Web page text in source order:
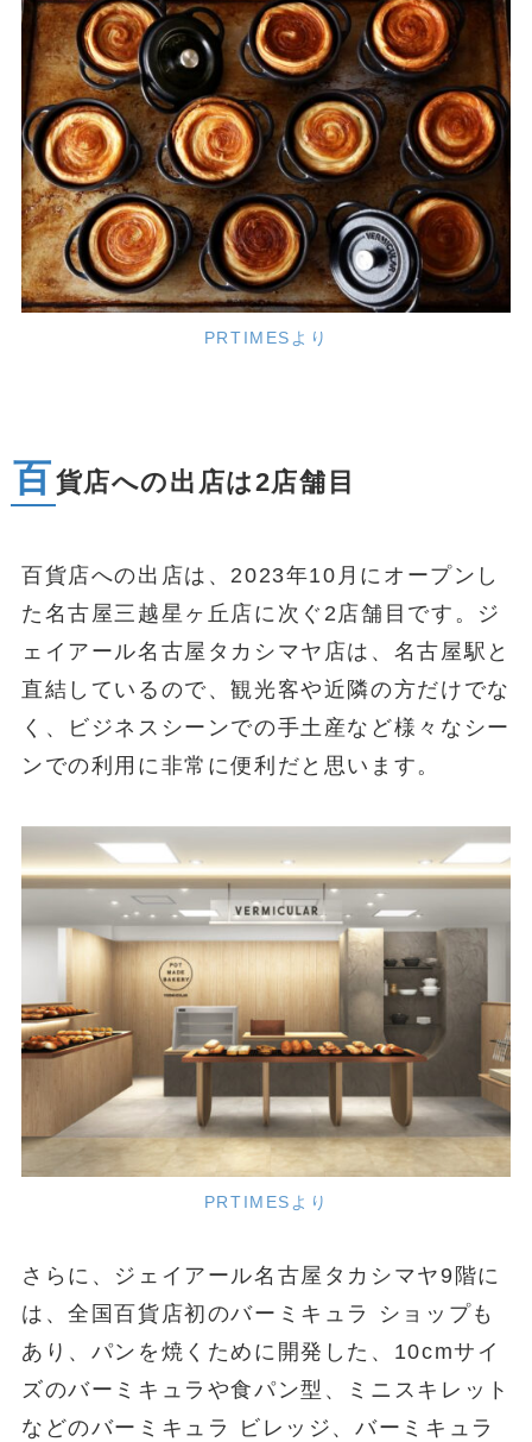
PRTIMESより
百貨店への出店は2店舗目
百貨店への出店は、2023年10月にオープンし
た名古屋三越星ヶ丘店に次ぐ2店舗目です。ジ
ェイアール名古屋タカシマヤ店は、名古屋駅と
直結しているので、観光客や近隣の方だけでな
く、ビジネスシーンでの手土産など様々なシー
ンでの利用に非常に便利だと思います。
PRTIMESより
さらに、ジェイアール名古屋タカシマヤ9階に
は、全国百貨店初のバーミキュラ ショップも
あり、パンを焼くために開発した、10cmサイ
ズのバーミキュラや食パン型、ミニスキレット
などのバーミキュラ ビレッジ、バーミキュラ